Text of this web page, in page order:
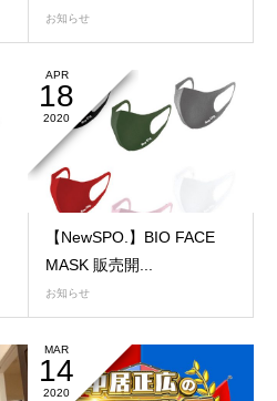
お知らせ
APR
18
2020
【NewSPO.】BIO FACE
MASK 販売開...
お知らせ
MAR
14
2020